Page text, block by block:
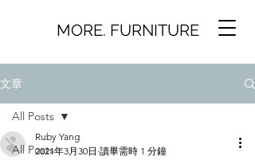
MORE. FURNITURE
文章
All Posts
All Posts
Ruby Yang
2021年3月30日 讀畢需時 1 分鐘